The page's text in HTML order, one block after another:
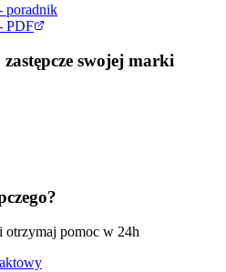
poradnik
PDF
swojej marki
otrzymaj pomoc w 24h